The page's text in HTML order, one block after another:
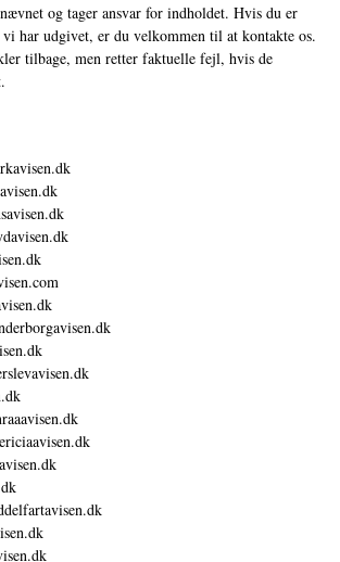
og tager ansvar for indholdet. Hvis du er
har udgivet, er du velkommen til at kontakte os.
tilbage, men retter faktuelle fejl, hvis de